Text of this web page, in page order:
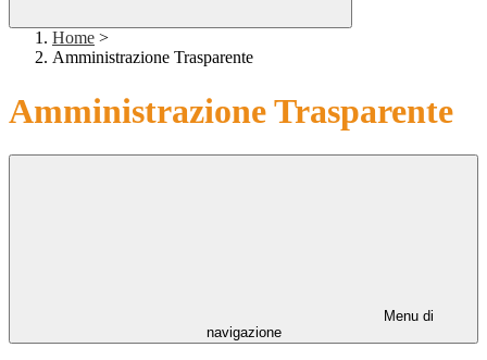
Home >
Amministrazione Trasparente
Amministrazione Trasparente
Menu di
navigazione